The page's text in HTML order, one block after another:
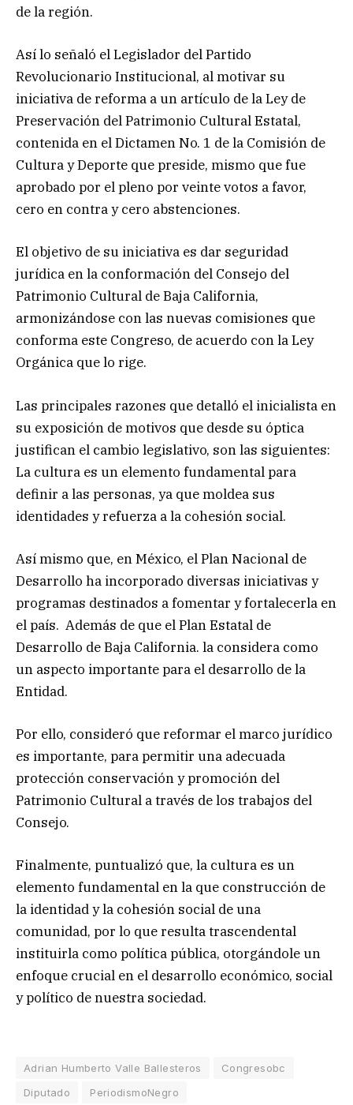
de la región.
Así lo señaló el Legislador del Partido
Revolucionario Institucional, al motivar su
iniciativa de reforma a un artículo de la Ley de
Preservación del Patrimonio Cultural Estatal,
contenida en el Dictamen No. 1 de la Comisión de
Cultura y Deporte que preside, mismo que fue
aprobado por el pleno por veinte votos a favor,
cero en contra y cero abstenciones.
El objetivo de su iniciativa es dar seguridad
jurídica en la conformación del Consejo del
Patrimonio Cultural de Baja California,
armonizándose con las nuevas comisiones que
conforma este Congreso, de acuerdo con la Ley
Orgánica que lo rige.
Las principales razones que detalló el inicialista en
su exposición de motivos que desde su óptica
justifican el cambio legislativo, son las siguientes:
La cultura es un elemento fundamental para
definir a las personas, ya que moldea sus
identidades y refuerza a la cohesión social.
Así mismo que, en México, el Plan Nacional de
Desarrollo ha incorporado diversas iniciativas y
programas destinados a fomentar y fortalecerla en
el país. Además de que el Plan Estatal de
Desarrollo de Baja California. la considera como
un aspecto importante para el desarrollo de la
Entidad.
Por ello, consideró que reformar el marco jurídico
es importante, para permitir una adecuada
protección conservación y promoción del
Patrimonio Cultural a través de los trabajos del
Consejo.
Finalmente, puntualizó que, la cultura es un
elemento fundamental en la que construcción de
la identidad y la cohesión social de una
comunidad, por lo que resulta trascendental
instituirla como política pública, otorgándole un
enfoque crucial en el desarrollo económico, social
y político de nuestra sociedad.
Adrian Humberto Valle Ballesteros
Congresobc
Diputado
PeriodismoNegro